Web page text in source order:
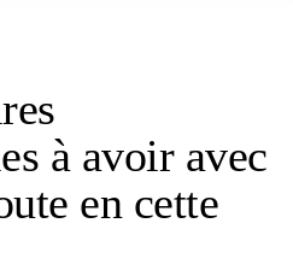
à avoir avec
en cette